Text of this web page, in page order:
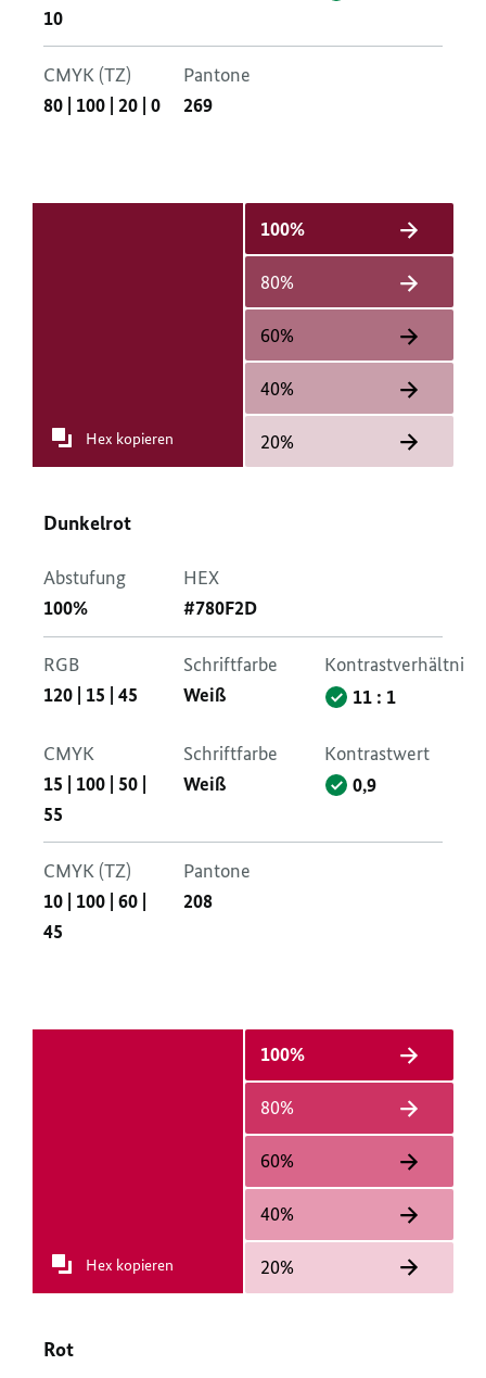
10
CMYK (TZ)
80 100 20 0
Pantone
269
Hex kopieren
100%
80%
60%
40%
20%
Dunkelrot
Abstufung
100%
HEX
#780F2D
RGB
120 15 45
Schriftfarbe
Weiß
Kontrastverhältnis
11 : 1
CMYK
15 | 100 | 50 |
55
Schriftfarbe
Weiß
Kontrastwert
0,9
CMYK (TZ)
10 | 100 | 60 |
45
Pantone
208
Hex kopieren
100%
80%
60%
40%
20%
Rot